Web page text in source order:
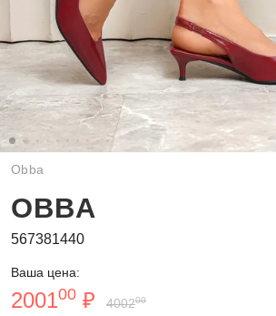
Obba
OBBA
567381440
Ваша цена:
200100 ₽ 400200